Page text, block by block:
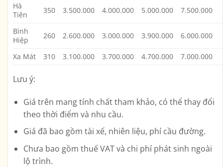
Hà
Tiên
350 3.500.000 4.000.000 5.000.000 7.500.000
Bình
Hiệp
260 2.600.000 3.000.000 3.900.000 6.000.000
Xa Mát 310 3.100.000 3.700.000 4.700.000 7.000.000
Lưu ý:
Giá trên mang tính chất tham khảo, có thể thay đổi
theo thời điểm và nhu cầu.
Giá đã bao gồm tài xế, nhiên liệu, phí cầu đường.
Chưa bao gồm thuế VAT và chi phí phát sinh ngoài
lộ trình.